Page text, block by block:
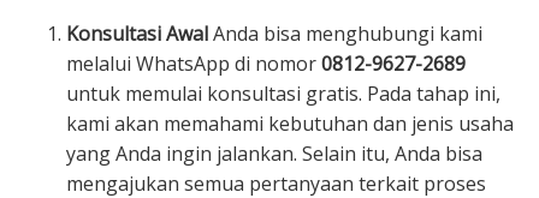
Konsultasi AwalAnda bisa menghubungi kami
melalui WhatsApp di nomor0812-9627-2689
untuk memulai konsultasi gratis. Pada tahap ini,
kami akan memahami kebutuhan dan jenis usaha
yang Anda ingin jalankan. Selain itu, Anda bisa
mengajukan semua pertanyaan terkait proses